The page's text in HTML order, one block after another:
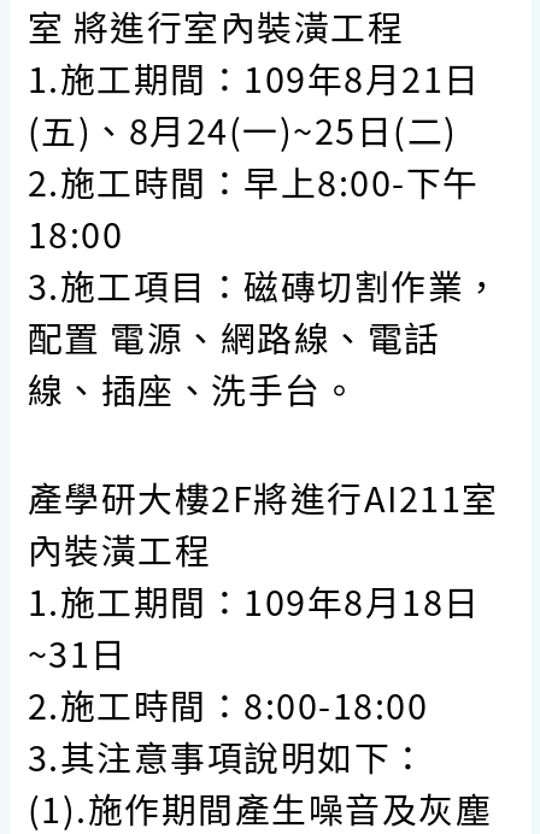
室 將進行室內裝潢工程
1.施工期間：109年8月21日
(五)、8月24(一)~25日(二)
2.施工時間：早上8:00-下午
18:00
3.施工項目：磁磚切割作業，
配置 電源、網路線、電話
線、插座、洗手台。
產學研大樓2F將進行AI211室
內裝潢工程
1.施工期間：109年8月18日
~31日
2.施工時間：8:00-18:00
3.其注意事項說明如下：
(1).施作期間產生噪音及灰塵